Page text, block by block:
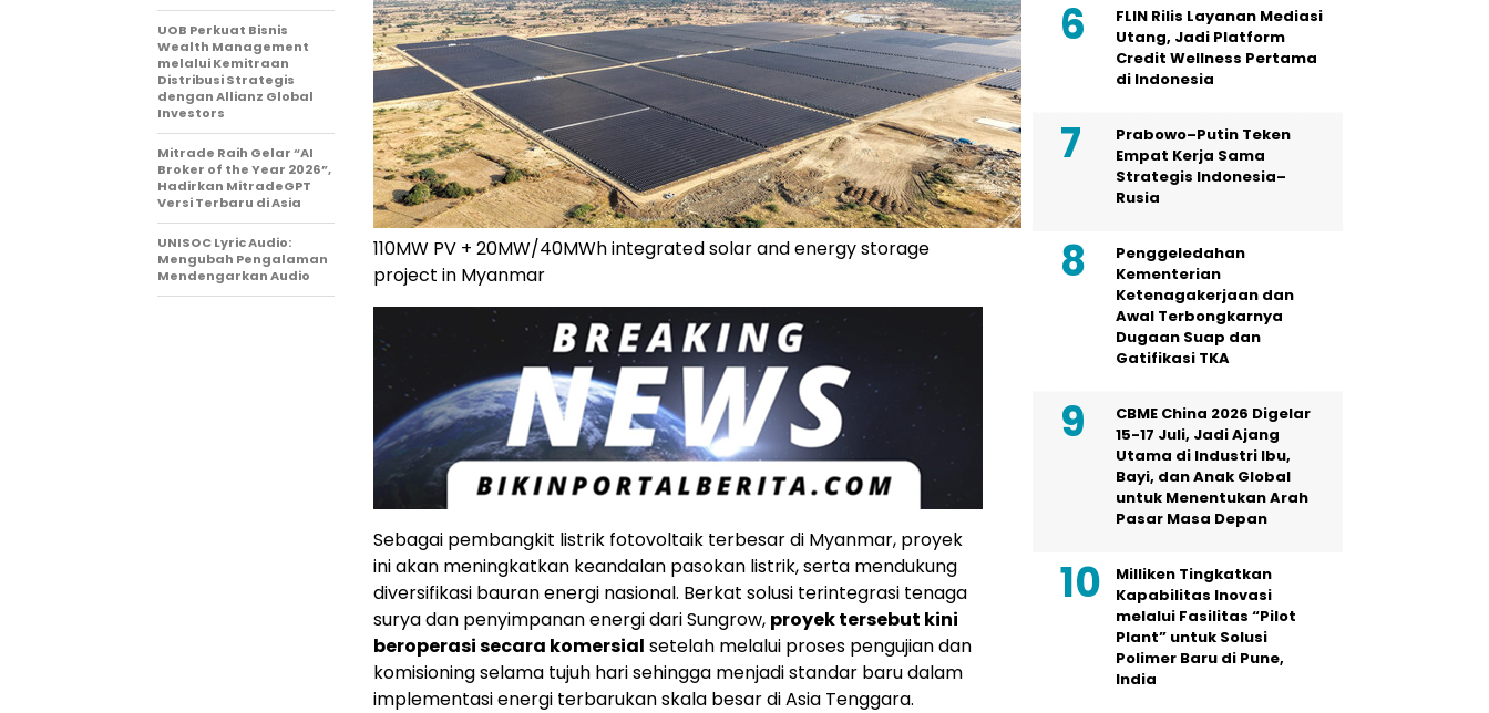
110MW PV + 20MW/40MWh integrated solar and energy storage
project in Myanmar
Sebagai pembangkit listrik fotovoltaik terbesar di Myanmar, proyek
ini akan meningkatkan keandalan pasokan listrik, serta mendukung
diversifikasi bauran energi nasional. Berkat solusi terintegrasi tenaga
surya dan penyimpanan energi dari Sungrow, proyek tersebut kini
beroperasi secara komersial setelah melalui proses pengujian dan
komisioning selama tujuh hari sehingga menjadi standar baru dalam
implementasi energi terbarukan skala besar di Asia Tenggara.
UOB Perkuat Bisnis
Wealth Management
melalui Kemitraan
Distribusi Strategis
dengan Allianz Global
Investors
Mitrade Raih Gelar “AI
Broker of the Year 2026”,
Hadirkan MitradeGPT
Versi Terbaru di Asia
UNISOC Lyric Audio:
Mengubah Pengalaman
Mendengarkan Audio
FLIN Rilis Layanan Mediasi
Utang, Jadi Platform
Credit Wellness Pertama
di Indonesia
Prabowo–Putin Teken
Empat Kerja Sama
Strategis Indonesia–
Rusia
Penggeledahan
Kementerian
Ketenagakerjaan dan
Awal Terbongkarnya
Dugaan Suap dan
Gatifikasi TKA
CBME China 2026 Digelar
15-17 Juli, Jadi Ajang
Utama di Industri Ibu,
Bayi, dan Anak Global
untuk Menentukan Arah
Pasar Masa Depan
Milliken Tingkatkan
Kapabilitas Inovasi
melalui Fasilitas “Pilot
Plant” untuk Solusi
Polimer Baru di Pune,
India